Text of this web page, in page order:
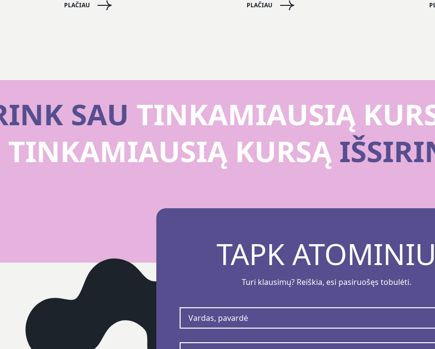
PLAČIAU PLAČIAU
SAUTINKAMIAUSIĄ
TINKAMIAUSIĄ KURSĄ
TAPK ATOMINIU
Turi klausimų? Reiškia, esi pasiruošęs tobulėti.